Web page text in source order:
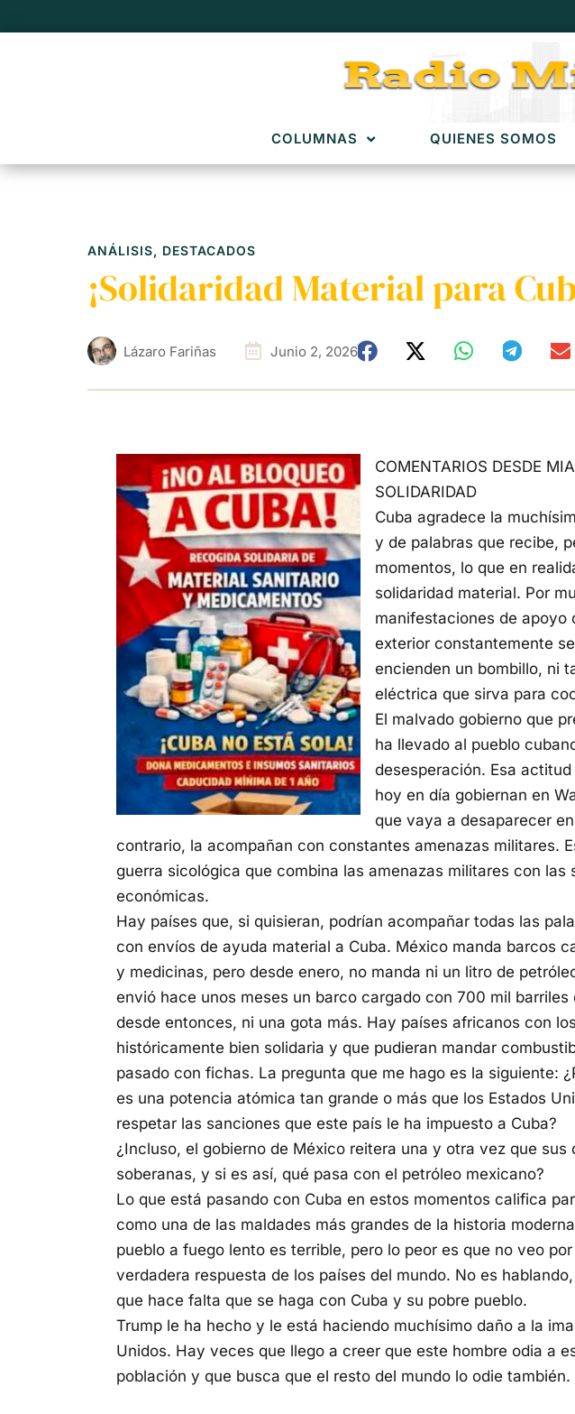
COLUMNAS QUIENES SOMOS
ANÁLISIS, DESTACADOS
¡Solidaridad Material para
Lázaro Fariñas Junio 2, 2026
COMENTARIOS DESDE
SOLIDARIDAD
Cuba agradece la
y de palabras que recibe,
momentos, lo que en
solidaridad material. Por
manifestaciones de apoyo
exterior constantemente
encienden un bombillo, ni
eléctrica que sirva para
El malvado gobierno que
ha llevado al pueblo
desesperación. Esa
hoy en día gobiernan en
que vaya a desaparecer
contrario, la acompañan con constantes amenazas militares.
guerra sicológica que combina las amenazas militares con las
económicas.
Hay países que, si quisieran, podrían acompañar todas las
con envíos de ayuda material a Cuba. México manda barcos
y medicinas, pero desde enero, no manda ni un litro de
envió hace unos meses un barco cargado con 700 mil barriles
desde entonces, ni una gota más. Hay países africanos con
históricamente bien solidaria y que pudieran mandar
pasado con fichas. La pregunta que me hago es la siguiente:
es una potencia atómica tan grande o más que los Estados
respetar las sanciones que este país le ha impuesto a Cuba?
¿Incluso, el gobierno de México reitera una y otra vez que sus
soberanas, y si es así, qué pasa con el petróleo mexicano?
Lo que está pasando con Cuba en estos momentos califica
como una de las maldades más grandes de la historia
pueblo a fuego lento es terrible, pero lo peor es que no veo
verdadera respuesta de los países del mundo. No es
que hace falta que se haga con Cuba y su pobre pueblo.
Trump le ha hecho y le está haciendo muchísimo daño a la
Unidos. Hay veces que llego a creer que este hombre odia a
población y que busca que el resto del mundo lo odie también.